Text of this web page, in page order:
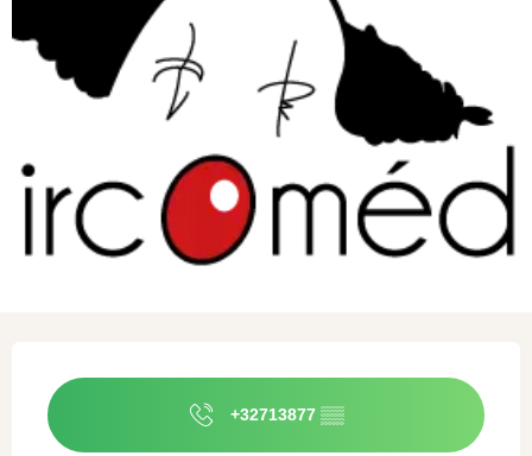
Ouverture et coordonnées
+32713877 ▒▒